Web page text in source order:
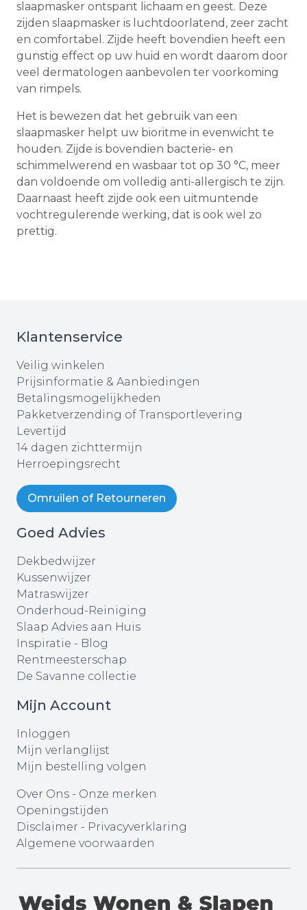
slaapmasker ontspant lichaam en geest. Deze
zijden slaapmasker is luchtdoorlatend, zeer zacht
en comfortabel. Zijde heeft bovendien heeft een
gunstig effect op uw huid en wordt daarom door
veel dermatologen aanbevolen ter voorkoming
van rimpels.
Het is bewezen dat het gebruik van een
slaapmasker helpt uw bioritme in evenwicht te
houden. Zijde is bovendien bacterie- en
schimmelwerend en wasbaar tot op 30 °C, meer
dan voldoende om volledig anti-allergisch te zijn.
Daarnaast heeft zijde ook een uitmuntende
vochtregulerende werking, dat is ook wel zo
prettig.
Klantenservice
Veilig winkelen
Prijsinformatie & Aanbiedingen
Betalingsmogelijkheden
Pakketverzending of Transportlevering
Levertijd
14 dagen zichttermijn
Herroepingsrecht
Omruilen of Retourneren
Goed Advies
Dekbedwijzer
Kussenwijzer
Matraswijzer
Onderhoud-Reiniging
Slaap Advies aan Huis
Inspiratie - Blog
Rentmeesterschap
De Savanne collectie
Mijn Account
Inloggen
Mijn verlanglijst
Mijn bestelling volgen
Over Ons - Onze merken
Openingstijden
Disclaimer - Privacyverklaring
Algemene voorwaarden